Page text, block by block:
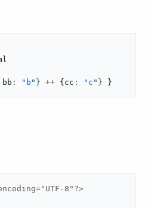
bb : "b" } ++ { cc : "c" } }
8"?>